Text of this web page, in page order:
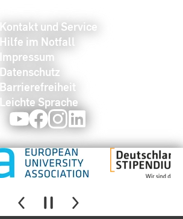
Kontakt und Service
Hilfe im Notfall
Impressum
Datenschutz
Barrierefreiheit
Leichte Sprache
YoutubeFacebookInstagram